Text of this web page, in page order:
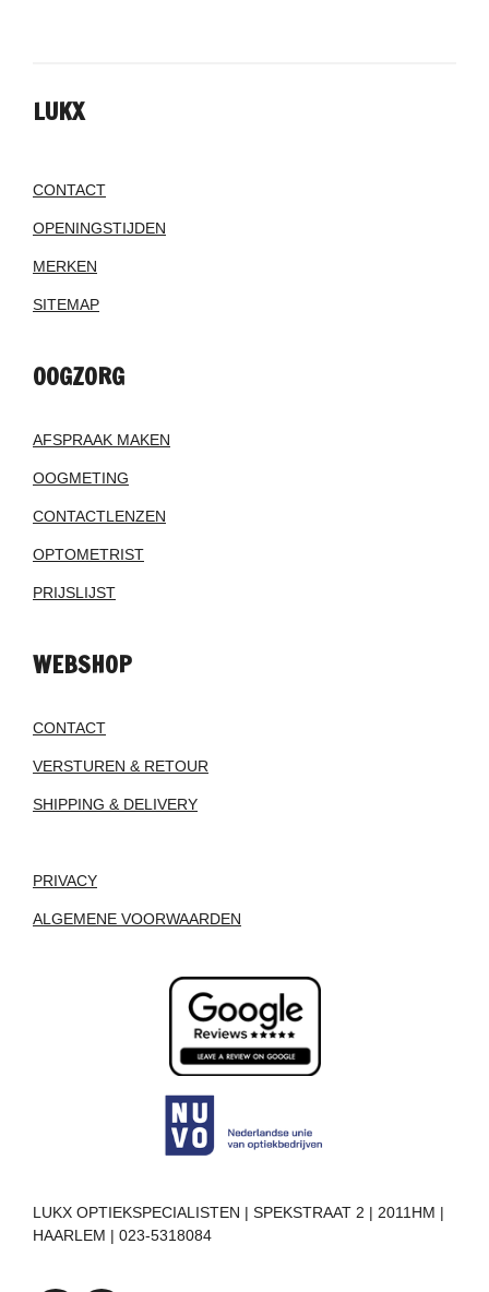
LUKX
CONTACT
OPENINGSTIJDEN
MERKEN
SITEMAP
OOGZORG
AFSPRAAK MAKEN
OOGMETING
CONTACTLENZEN
OPTOMETRIST
PRIJSLIJST
WEBSHOP
CONTACT
VERSTUREN & RETOUR
SHIPPING & DELIVERY
PRIVACY
ALGEMENE VOORWAARDEN
LUKX OPTIEKSPECIALISTEN | SPEKSTRAAT 2 | 2011HM |
HAARLEM | 023-5318084